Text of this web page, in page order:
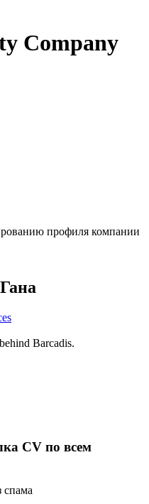
Company
профиля компании
Barcadis.
CV по всем
спама